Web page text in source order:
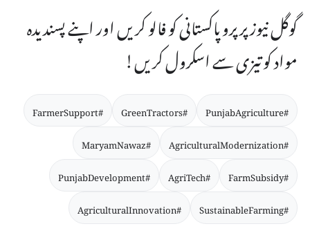
گوگل نیوز پر پرو پاکستانی کو فالو کریں اور اپنے پسندیدہ
مواد کو تیزی سے اسکرول کریں!
#PunjabAgriculture
#GreenTractors
#FarmerSupport
#AgriculturalModernization
#MaryamNawaz
#FarmSubsidy
#AgriTech
#PunjabDevelopment
#SustainableFarming
#AgriculturalInnovation